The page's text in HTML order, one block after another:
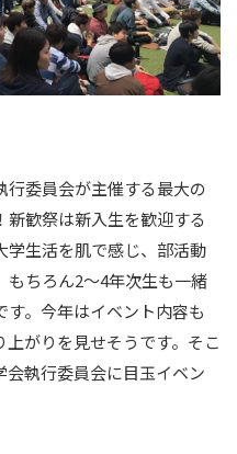
行委員会が主催する最大の
歓祭は新入生を歓迎する
学生活を肌で感じ、部活動
もちろん2～4年次生も一緒
。今年はイベント内容も
がりを見せそうです。そこ
執行委員会に目玉イベン